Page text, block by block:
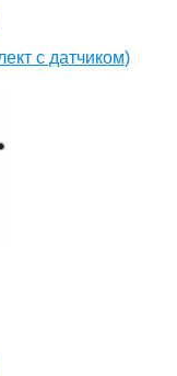
c датчиком)